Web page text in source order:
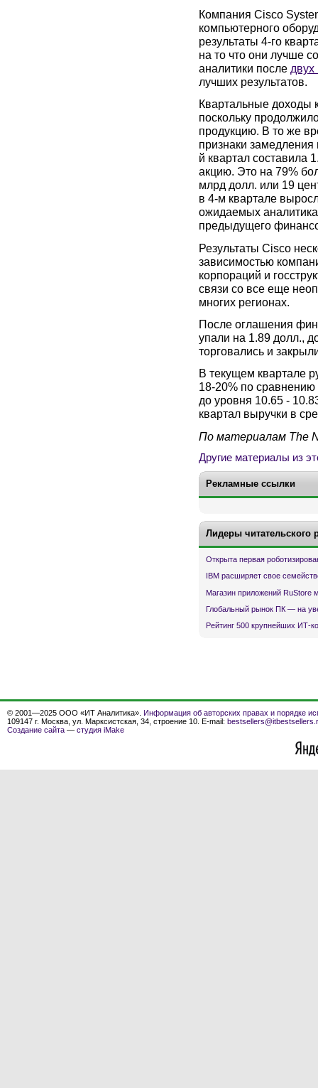
Компания Cisco
компьютерного
результаты 4-го
на то что они лучше
аналитики после
лучших результатов.
Квартальные доходы
поскольку
продукцию. В то же
признаки
й квартал составила
акцию. Это на 79%
млрд долл. или 19
в 4-м квартале
ожидаемых
предыдущего
Результаты Cisco
зависимостью
корпораций и
связи со все еще
многих регионах.
После оглашения
упали на 1.89 долл.,
торговались и
В текущем квартале
18-20% по
до уровня 10.65 -
квартал выручки в
По материалам The
Другие материалы из
Рекламные ссылки
Лидеры читательского
Открыта первая
IBM расширяет свое
Магазин приложений RuStore
Глобальный рынок ПК — на
Рейтинг 500 крупнейших ИТ-
© 2001—2025 ООО «ИТ Аналитика». Информация об авторских правах и порядке
109147 г. Москва, ул. Марксистская, 34, строение 10. E-mail:
Создание сайта — студия iMake